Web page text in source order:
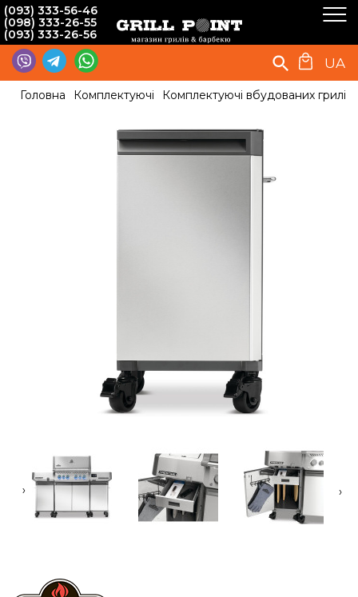
(093) 333-56-46
(098) 333-26-55
(093) 333-26-56
UA
Головна Комплектуючі Комплектуючі вбудованих грилів
‹ ›